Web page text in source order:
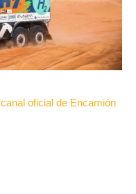
canal oficial de Encamión